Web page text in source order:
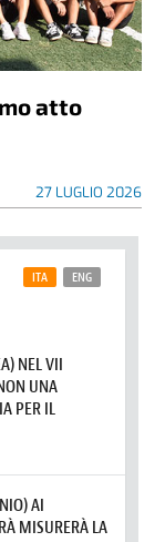
atto
27 LUGLIO 2026